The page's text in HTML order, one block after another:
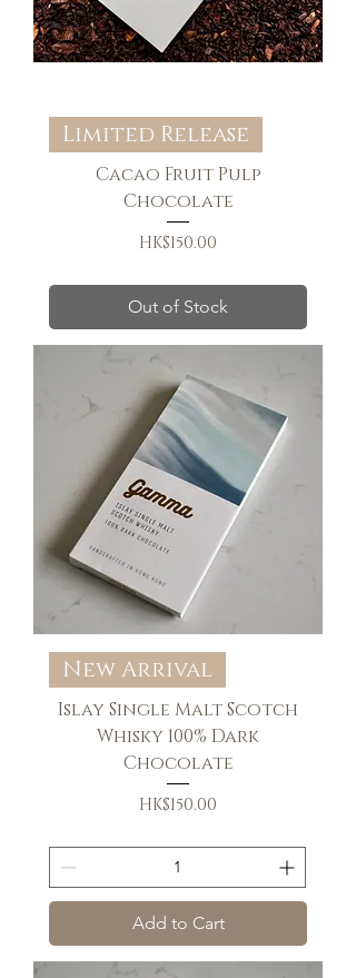
Limited Release
Cacao Fruit Pulp
Chocolate
Price
HK$150.00
Out of Stock
New Arrival
Islay Single Malt Scotch
Whisky 100% Dark
Chocolate
Price
HK$150.00
Add to Cart